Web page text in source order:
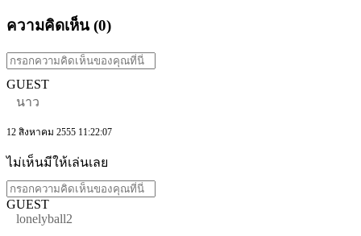
ความคิดเห็น (0)
GUEST
นาว
12 สิงหาคม 2555 11:22:07
ไม่เห็นมีให้เล่นเลย
GUEST
lonelyball2